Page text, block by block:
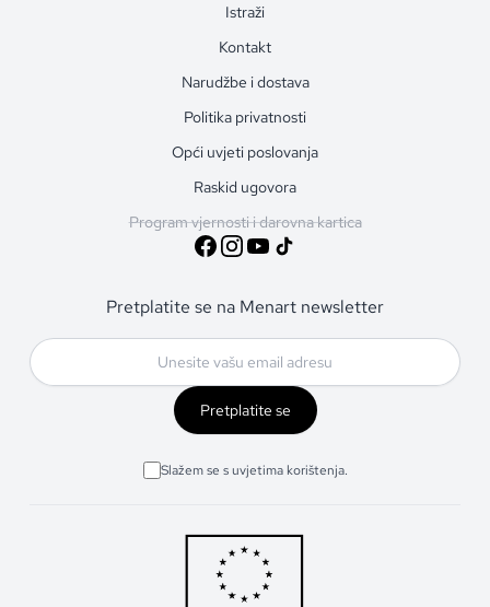
Istraži
Kontakt
Narudžbe i dostava
Politika privatnosti
Opći uvjeti poslovanja
Raskid ugovora
Program vjernosti i darovna kartica
Pretplatite se na Menart newsletter
Pretplatite se
Slažem se s uvjetima korištenja.